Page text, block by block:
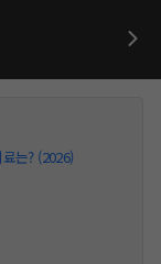
는? (2026)